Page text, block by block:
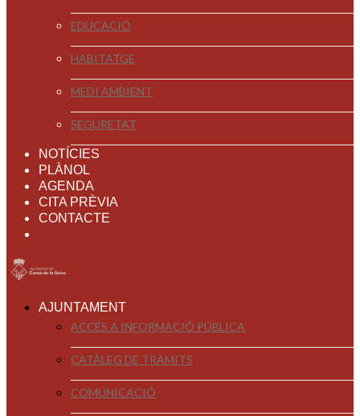
EDUCACIÓ
HABITATGE
MEDI AMBIENT
SEGURETAT
NOTÍCIES
PLÀNOL
AGENDA
CITA PRÈVIA
CONTACTE
AJUNTAMENT
ACCÉS A INFORMACIÓ PÚBLICA
CATÀLEG DE TRÀMITS
COMUNICACIÓ